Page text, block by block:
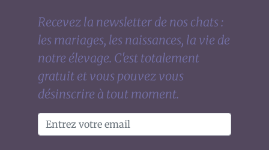
Recevez la newsletter de nos chats :
les mariages, les naissances, la vie de
notre élevage. C'est totalement
gratuit et vous pouvez vous
désinscrire à tout moment.